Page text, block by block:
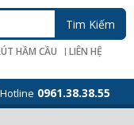
HẦM CẦU LIÊN HỆ
Hotline 0961.38.38.55